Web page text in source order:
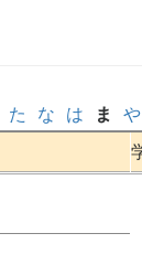
た な は ま や